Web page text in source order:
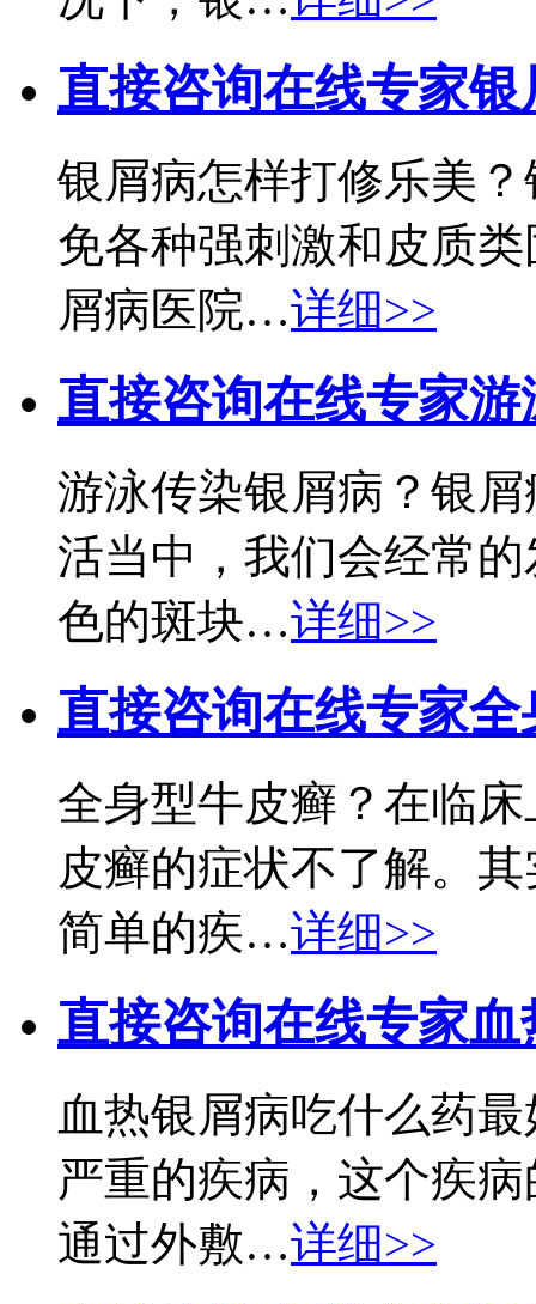
直接咨询在线专家银
银屑病怎样打修乐美
免各种强刺激和皮质
屑病医院…详细>>
直接咨询在线专家游
游泳传染银屑病？银
活当中，我们会经常
色的斑块…详细>>
直接咨询在线专家全
全身型牛皮癣？在临
皮癣的症状不了解。
简单的疾…详细>>
直接咨询在线专家血
血热银屑病吃什么药
严重的疾病，这个疾
通过外敷…详细>>